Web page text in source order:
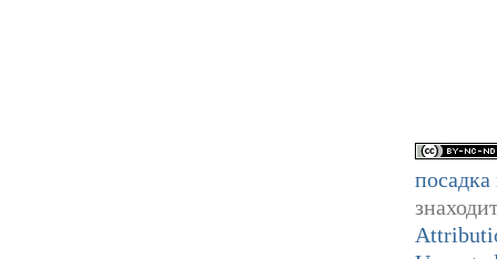
посадка